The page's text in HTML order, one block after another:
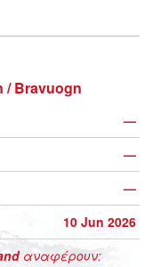
/ Bravuogn
—
—
—
10 Jun 2026
αναφέρουν: